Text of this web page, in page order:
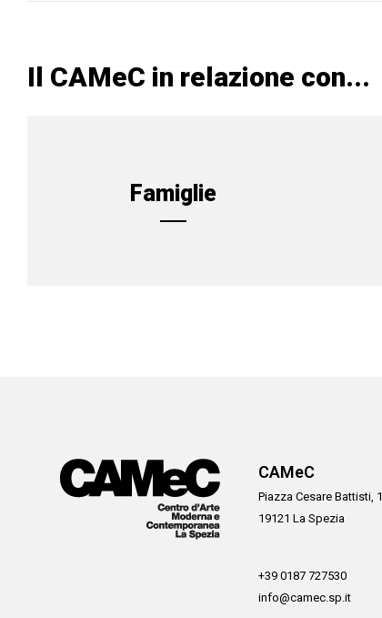
Il CAMeC in relazione con...
Famiglie
CAMeC
Piazza Cesare Battisti, 1
19121 La Spezia
+39 0187 727530
info@camec.sp.it